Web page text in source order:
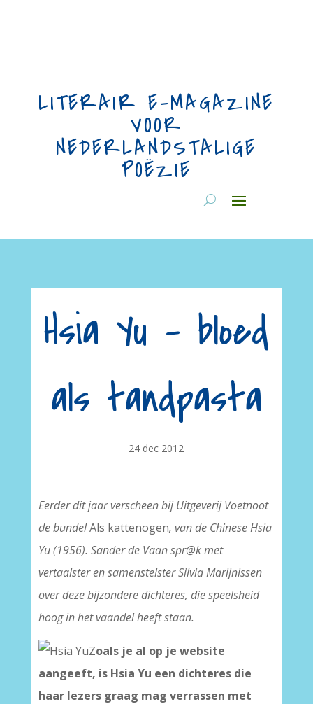
LITERAIR E-MAGAZINE
VOOR
NEDERLANDSTALIGE
POËZIE
Hsia Yu – bloed
als tandpasta
24 dec 2012
Eerder dit jaar verscheen bij Uitgeverij Voetnoot
de bundelAls kattenogen, van de Chinese Hsia
Yu (1956). Sander de Vaan spr@k met
vertaalster en samenstelster Silvia Marijnissen
over deze bijzondere dichteres, die speelsheid
hoog in het vaandel heeft staan.
Zoals je al op je website
aangeeft, is Hsia Yu een dichteres die
haar lezers graag mag verrassen met